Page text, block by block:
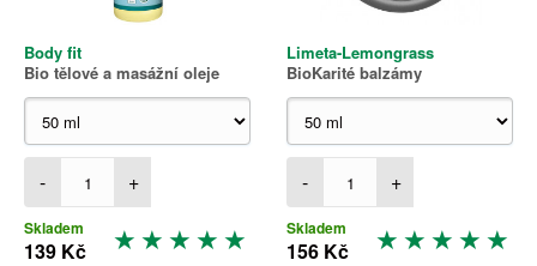
Body fit
Bio tělové a masážní oleje
- +
Skladem
139 Kč
Limeta-Lemongrass
BioKarité balzámy
- +
Skladem
156 Kč